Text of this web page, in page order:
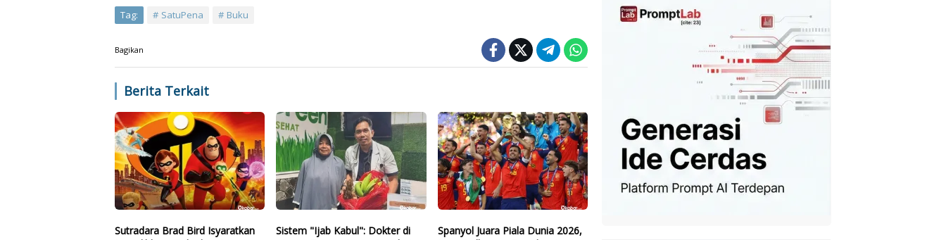
Tag: SatuPena Buku
Bagikan
Berita Terkait
Sutradara Brad Bird Isyaratkan
Sistem "Ijab Kabul": Dokter di
Spanyol Juara Piala Dunia 2026,